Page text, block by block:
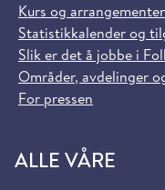
Kurs og arrangementer
Statistikkalender og
Slik er det å jobbe i
Områder, avdelinger
For pressen
ALLE VÅRE